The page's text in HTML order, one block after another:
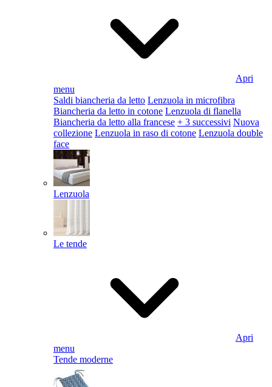
Apri
menu
Saldi biancheria da letto Lenzuola in microfibra
Biancheria da letto in cotone Lenzuola di flanella
Biancheria da letto alla francese + 3 successivi Nuova
collezione Lenzuola in raso di cotone Lenzuola double
face
Lenzuola
Le tende
Apri
menu
Tende moderne